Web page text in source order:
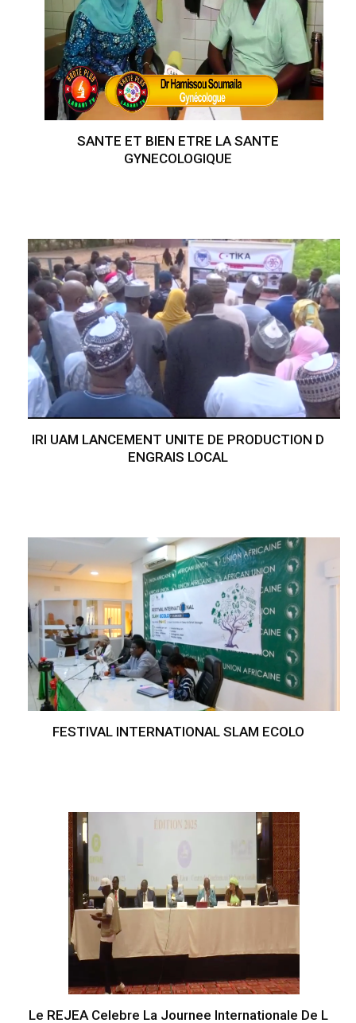
SANTE ET BIEN ETRE LA SANTE
GYNECOLOGIQUE
IRI UAM LANCEMENT UNITE DE PRODUCTION D
ENGRAIS LOCAL
FESTIVAL INTERNATIONAL SLAM ECOLO
Le REJEA Celebre La Journee Internationale De L